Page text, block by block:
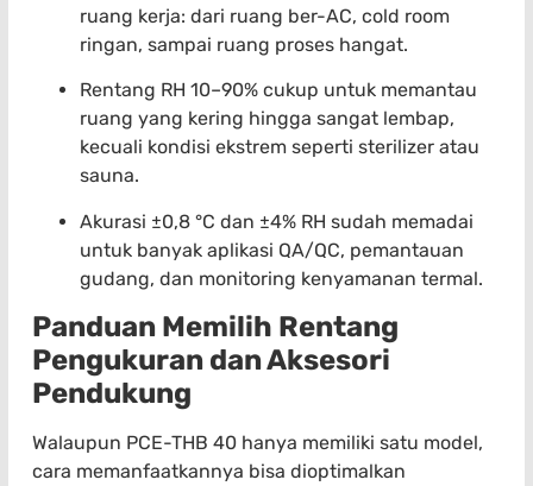
ruang kerja: dari ruang ber-AC, cold room
ringan, sampai ruang proses hangat.
Rentang RH 10–90% cukup untuk memantau
ruang yang kering hingga sangat lembap,
kecuali kondisi ekstrem seperti sterilizer atau
sauna.
Akurasi ±0,8 °C dan ±4% RH sudah memadai
untuk banyak aplikasi QA/QC, pemantauan
gudang, dan monitoring kenyamanan termal.
Panduan Memilih Rentang
Pengukuran dan Aksesori
Pendukung
Walaupun PCE-THB 40 hanya memiliki satu model,
cara memanfaatkannya bisa dioptimalkan